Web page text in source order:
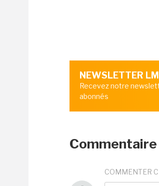
NEWSLETTER LMI
Recevez notre
abonnés
Commentaire
COMMENTER